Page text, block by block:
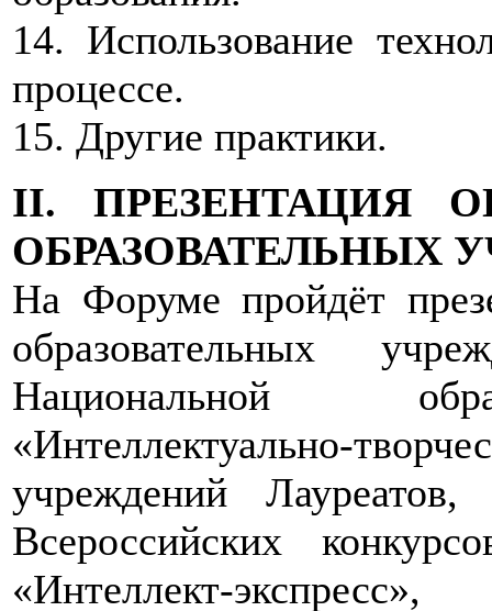
14. Использование
процессе.
15. Другие практики.
II. ПРЕЗЕНТАЦИЯ
ОБРАЗОВАТЕЛЬНЫХ
На Форуме пройдёт
образовательных
Национальной
«Интеллектуально-
учреждений
Всероссийских
«Интеллект-